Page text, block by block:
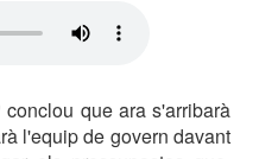
que ara s'arribarà
l'equip de govern davant